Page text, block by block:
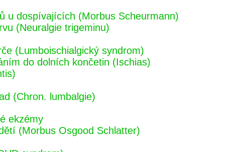
u dospívajících (Morbus Scheurmann)
(Neuralgie trigeminu)
(Lumboischialgický syndrom)
do dolních končetin (Ischias)
(Chron. lumbalgie)
ekzémy
(Morbus Osgood Schlatter)